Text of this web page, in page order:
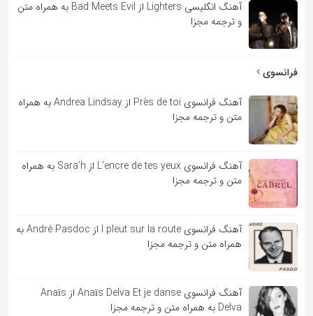
آهنگ انگلیسی Lighters از Bad Meets Evil به همراه متن
و ترجمه مجزا
فرانسوی
آهنگ فرانسوی Près de toi از Andrea Lindsay به همراه
متن و ترجمه مجزا
آهنگ فرانسوی L’encre de tes yeux از Sara’h به همراه
متن و ترجمه مجزا
آهنگ فرانسوی l pleut sur la route از André Pasdoc به
همراه متن و ترجمه مجزا
آهنگ فرانسوی Anaïs Delva Et je danse از Anaïs
Delva به همراه متن و ترجمه مجزا